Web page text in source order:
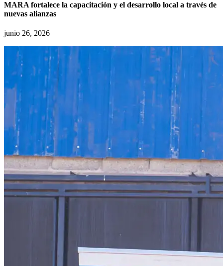
MARA fortalece la capacitación y el desarrollo local a través de
nuevas alianzas
junio 26, 2026